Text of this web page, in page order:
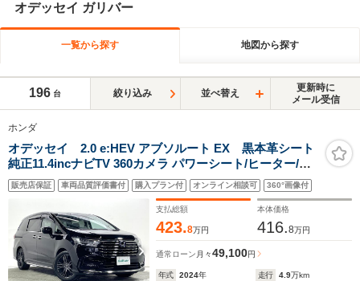
オデッセイ ガリバー
一覧から探す 地図から探す
196 台 絞り込み 並べ替え
更新時に
メール受信
ホンダ
オデッセイ 2.0 e:HEV アブソルート EX 黒本革シート
純正11.4incナビTV 360カメラ パワーシート/ヒーター/エ
アコン 電動リアゲート レーダークルコン 衝突軽減ブレー
キ レーンアシスト BSM 置き型充電 前後ドライブレコー
ダー ETC
販売店保証 車両品質評価書付 購入プラン付 オンライン相談可 360°画像付
支払総額
423.8万円
本体価格
416.8万円
通常ローン 月々49,100円
年式 2024年 走行 4.9万km